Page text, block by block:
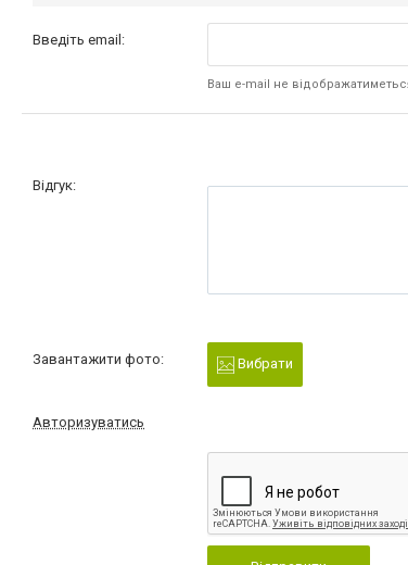
Введіть email:
Ваш e-mail не
Відгук:
Завантажити фото: Вибрати
Авторизуватись